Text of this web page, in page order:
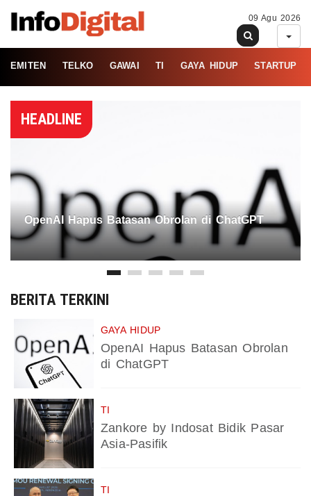
09 Agu 2026
EMITEN TELKO GAWAI TI GAYA HIDUP STARTUP
HEADLINE
OpenAI Hapus Batasan Obrolan di ChatGPT
BERITA TERKINI
GAYA HIDUP
OpenAI Hapus Batasan Obrolan
di ChatGPT
TI
Zankore by Indosat Bidik Pasar
Asia-Pasifik
TI